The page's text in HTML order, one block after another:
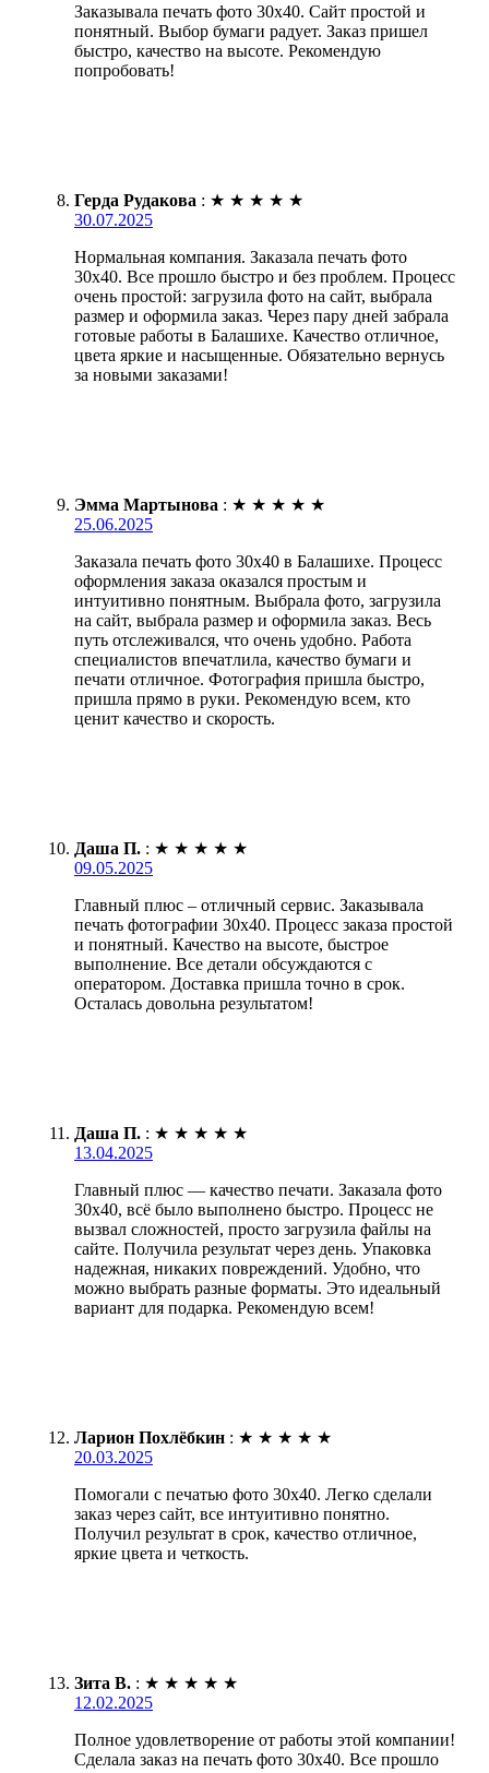
Заказывала печать фото 30х40. Сайт простой и
понятный. Выбор бумаги радует. Заказ пришел
быстро, качество на высоте. Рекомендую
попробовать!
Герда Рудакова : ★ ★ ★ ★ ★
30.07.2025
Нормальная компания. Заказала печать фото
30х40. Все прошло быстро и без проблем. Процесс
очень простой: загрузила фото на сайт, выбрала
размер и оформила заказ. Через пару дней забрала
готовые работы в Балашихе. Качество отличное,
цвета яркие и насыщенные. Обязательно вернусь
за новыми заказами!
Эмма Мартынова : ★ ★ ★ ★ ★
25.06.2025
Заказала печать фото 30х40 в Балашихе. Процесс
оформления заказа оказался простым и
интуитивно понятным. Выбрала фото, загрузила
на сайт, выбрала размер и оформила заказ. Весь
путь отслеживался, что очень удобно. Работа
специалистов впечатлила, качество бумаги и
печати отличное. Фотография пришла быстро,
пришла прямо в руки. Рекомендую всем, кто
ценит качество и скорость.
Даша П. : ★ ★ ★ ★ ★
09.05.2025
Главный плюс – отличный сервис. Заказывала
печать фотографии 30х40. Процесс заказа простой
и понятный. Качество на высоте, быстрое
выполнение. Все детали обсуждаются с
оператором. Доставка пришла точно в срок.
Осталась довольна результатом!
Даша П. : ★ ★ ★ ★ ★
13.04.2025
Главный плюс — качество печати. Заказала фото
30х40, всё было выполнено быстро. Процесс не
вызвал сложностей, просто загрузила файлы на
сайте. Получила результат через день. Упаковка
надежная, никаких повреждений. Удобно, что
можно выбрать разные форматы. Это идеальный
вариант для подарка. Рекомендую всем!
Ларион Похлёбкин : ★ ★ ★ ★ ★
20.03.2025
Помогали с печатью фото 30х40. Легко сделали
заказ через сайт, все интуитивно понятно.
Получил результат в срок, качество отличное,
яркие цвета и четкость.
Зита В. : ★ ★ ★ ★ ★
12.02.2025
Полное удовлетворение от работы этой компании!
Сделала заказ на печать фото 30х40. Все прошло